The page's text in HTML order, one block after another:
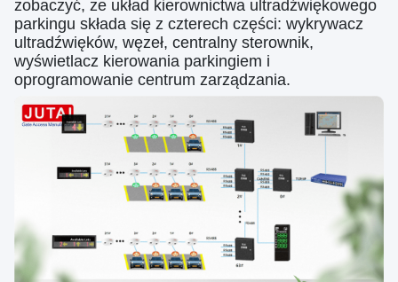
zobaczyć, że układ kierownictwa ultradźwiękowego
parkingu składa się z czterech części: wykrywacz
ultradźwięków, węzeł, centralny sterownik,
wyświetlacz kierowania parkingiem i
oprogramowanie centrum zarządzania.